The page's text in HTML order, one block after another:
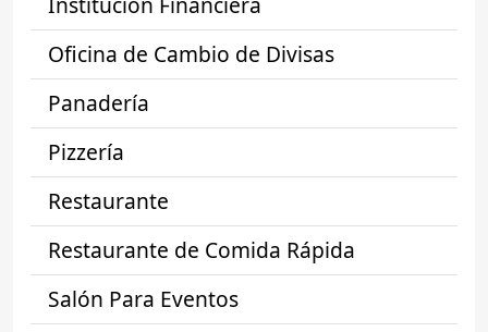
Oficina de Cambio de Divisas
Panadería
Pizzería
Restaurante
Restaurante de Comida Rápida
Salón Para Eventos